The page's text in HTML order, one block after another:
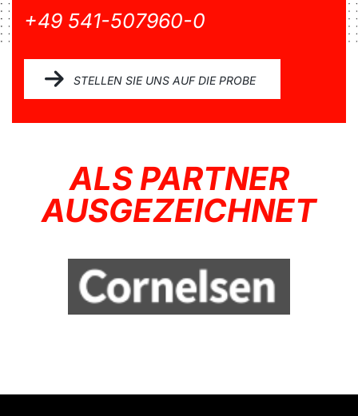
+49 541-507960-0
STELLEN SIE UNS AUF DIE PROBE
ALS PARTNER
AUSGEZEICHNET